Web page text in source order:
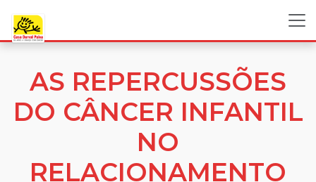
AS REPERCUSSÕES
DO CÂNCER INFANTIL
NO
RELACIONAMENTO